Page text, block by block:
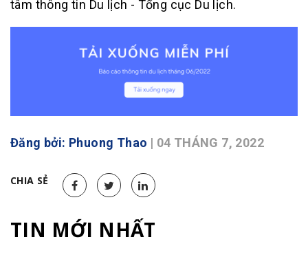
tâm thông tin Du lịch - Tổng cục Du lịch.
Đăng bởi: Phuong Thao | 04 THÁNG 7, 2022
CHIA SẺ
TIN MỚI NHẤT